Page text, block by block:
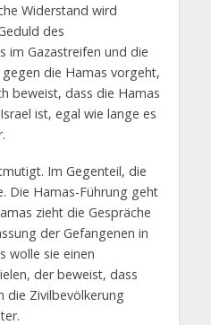
Widerstand wird
des
im Gazastreifen und die
die Hamas vorgeht,
beweist, dass die Hamas
ist, egal wie lange es
Im Gegenteil, die
Die Hamas-Führung geht
zieht die Gespräche
der Gefangenen in
wolle sie einen
der beweist, dass
die Zivilbevölkerung